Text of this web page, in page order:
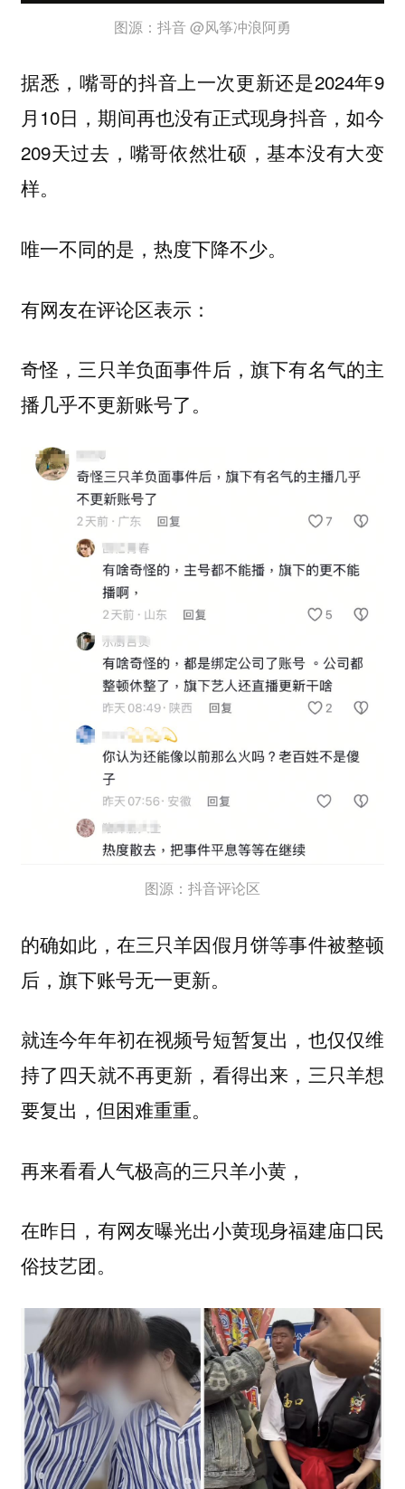
图源：抖音 @风筝冲浪阿勇
据悉，嘴哥的抖音上一次更新还是2024年9
月10日，期间再也没有正式现身抖音，如今
209天过去，嘴哥依然壮硕，基本没有大变
样。
唯一不同的是，热度下降不少。
有网友在评论区表示：
奇怪，三只羊负面事件后，旗下有名气的主
播几乎不更新账号了。
图源：抖音评论区
的确如此，在三只羊因假月饼等事件被整顿
后，旗下账号无一更新。
就连今年年初在视频号短暂复出，也仅仅维
持了四天就不再更新，看得出来，三只羊想
要复出，但困难重重。
再来看看人气极高的三只羊小黄，
在昨日，有网友曝光出小黄现身福建庙口民
俗技艺团。